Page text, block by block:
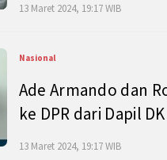
13 Maret 2024, 19:17 WIB
Nasional
Ade Armando dan
ke DPR dari Dapil
13 Maret 2024, 19:17 WIB